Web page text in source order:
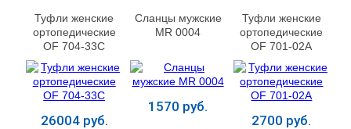
Туфли женские
ортопедические
OF 704-33С
26004 руб.
Сланцы мужские
MR 0004
1570 руб.
Туфли женские
ортопедические
OF 701-02А
2700 руб.